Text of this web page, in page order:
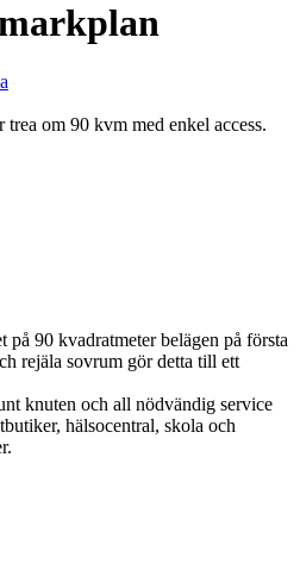
om 90 kvm med enkel access.
på 90 kvadratmeter belägen på första
rejäla sovrum gör detta till ett
knuten och all nödvändig service
hälsocentral, skola och